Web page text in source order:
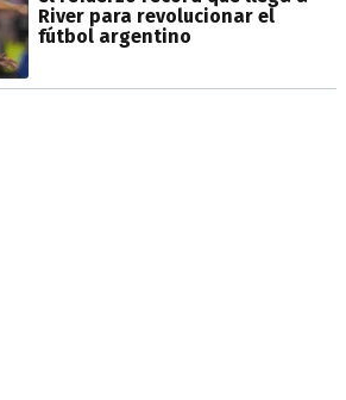
River para revolucionar el
fútbol argentino